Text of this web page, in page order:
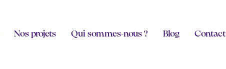
Nos projets Qui sommes-nous ? Blog Contact